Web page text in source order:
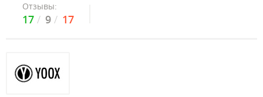
Отзывы:
17 9 17